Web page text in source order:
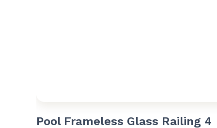
Pool Frameless Glass Railing 4